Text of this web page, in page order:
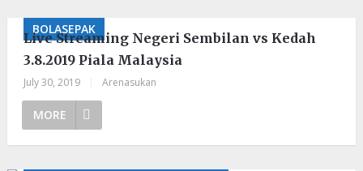
BOLASEPAK
Live Streaming Negeri Sembilan vs Kedah
3.8.2019 Piala Malaysia
July 30, 2019 Arenasukan
MORE